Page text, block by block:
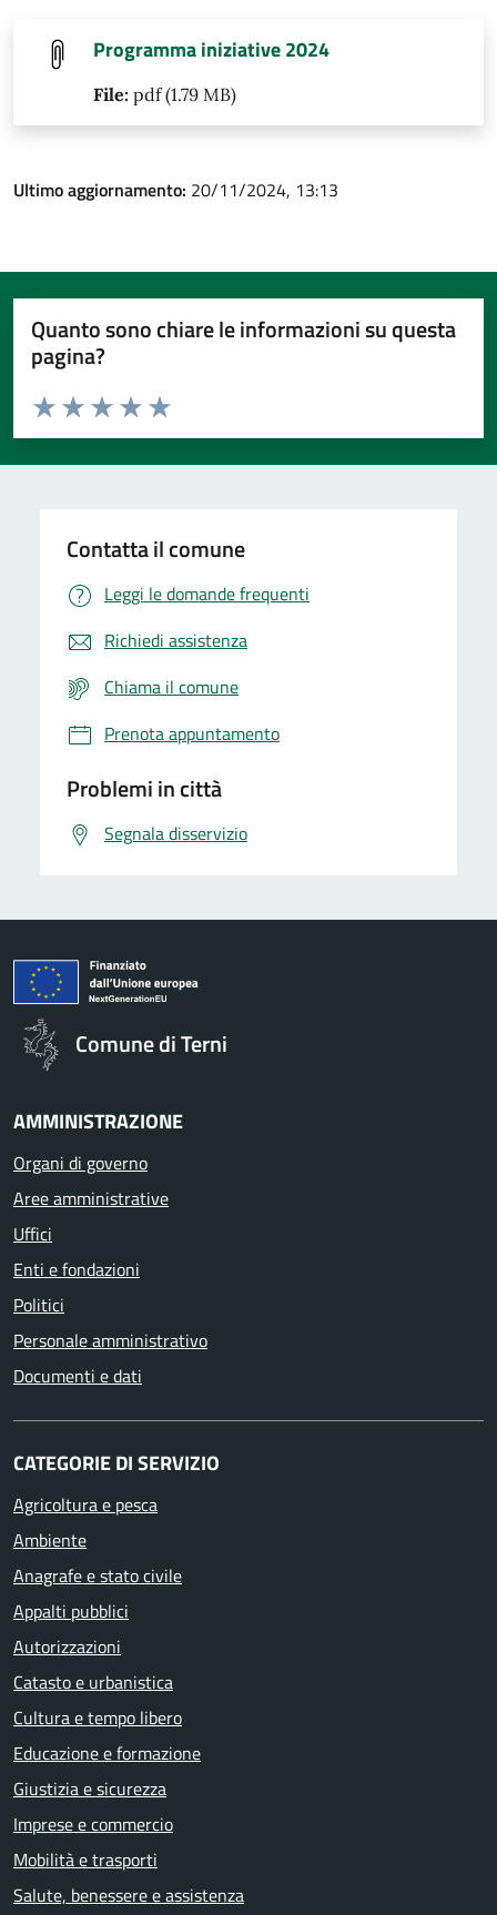
Programma iniziative 2024
File: pdf (1.79 MB)
Ultimo aggiornamento: 20/11/2024, 13:13
Quanto sono chiare le informazioni su questa
pagina?
Valuta da 1 a 5 stelle la pagina
Valuta 5 stelle su 5
Valuta 4 stelle su 5
Valuta 3 stelle su 5
Valuta 2 stelle su 5
Valuta 1 stelle su 5
Contatta il comune
Leggi le domande frequenti
Richiedi assistenza
Chiama il comune
Prenota appuntamento
Problemi in città
Segnala disservizio
Comune di Terni
AMMINISTRAZIONE
Organi di governo
Aree amministrative
Uffici
Enti e fondazioni
Politici
Personale amministrativo
Documenti e dati
CATEGORIE DI SERVIZIO
Agricoltura e pesca
Ambiente
Anagrafe e stato civile
Appalti pubblici
Autorizzazioni
Catasto e urbanistica
Cultura e tempo libero
Educazione e formazione
Giustizia e sicurezza
Imprese e commercio
Mobilità e trasporti
Salute, benessere e assistenza